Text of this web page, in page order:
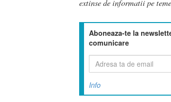
extinse de informatii pe
Aboneaza-te la
comunicare
Info